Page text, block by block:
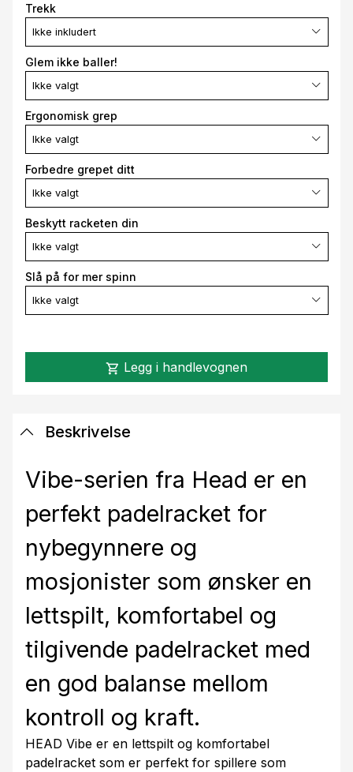
Trekk
Ikke inkludert
Glem ikke baller!
Ikke valgt
Ergonomisk grep
Ikke valgt
Forbedre grepet ditt
Ikke valgt
Beskytt racketen din
Ikke valgt
Slå på for mer spinn
Ikke valgt
shopping_cart Legg i handlevognen
Beskrivelse
Vibe-serien fra Head er en
perfekt padelracket for
nybegynnere og
mosjonister som ønsker en
lettspilt, komfortabel og
tilgivende padelracket med
en god balanse mellom
kontroll og kraft.
HEAD Vibe er en lettspilt og komfortabel
padelracket som er perfekt for spillere som